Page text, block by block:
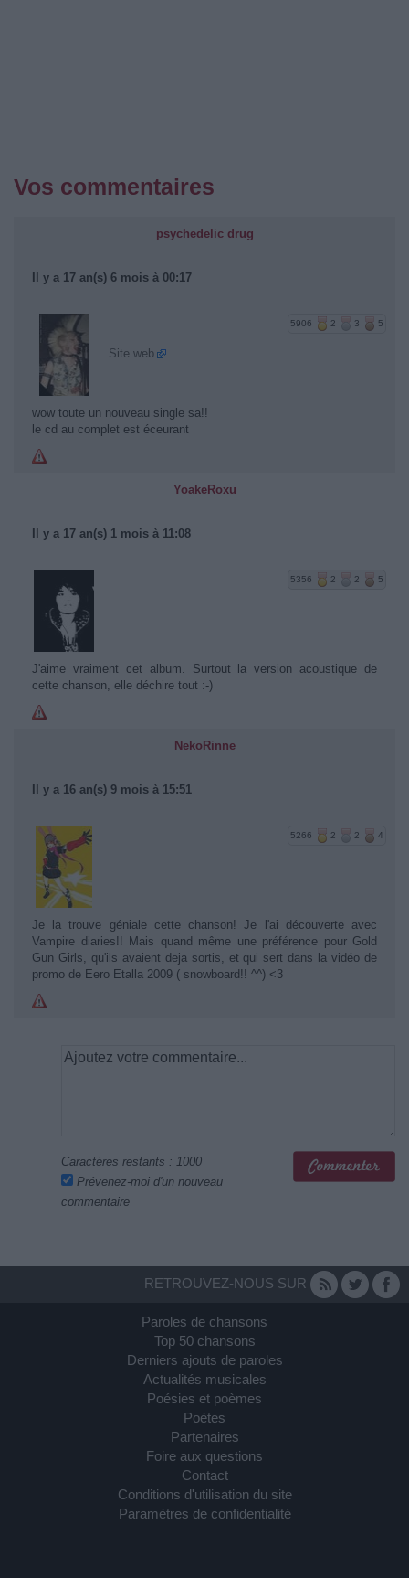
Vos commentaires
psychedelic drug
Il y a 17 an(s) 6 mois à 00:17
5906 2 3 5
Site web
wow toute un nouveau single sa!!
le cd au complet est éceurant
YoakeRoxu
Il y a 17 an(s) 1 mois à 11:08
5356 2 2 5
J'aime vraiment cet album. Surtout la version acoustique de
cette chanson, elle déchire tout :-)
NekoRinne
Il y a 16 an(s) 9 mois à 15:51
5266 2 2 4
Je la trouve géniale cette chanson! Je l'ai découverte avec
Vampire diaries!! Mais quand même une préférence pour Gold
Gun Girls, qu'ils avaient deja sortis, et qui sert dans la vidéo de
promo de Eero Etalla 2009 ( snowboard!! ^^) <3
Caractères restants : 1000
Prévenez-moi d'un nouveau
commentaire
RETROUVEZ-NOUS SUR
Paroles de chansons
Top 50 chansons
Derniers ajouts de paroles
Actualités musicales
Poésies et poèmes
Poètes
Partenaires
Foire aux questions
Contact
Conditions d'utilisation du site
Paramètres de confidentialité